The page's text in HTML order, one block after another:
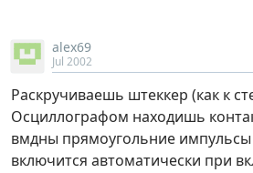
alex69
Jul 2002
Раскручиваешь штеккер (как к
Осциллографом находишь
вмдны прямоугольние
включится автоматически при